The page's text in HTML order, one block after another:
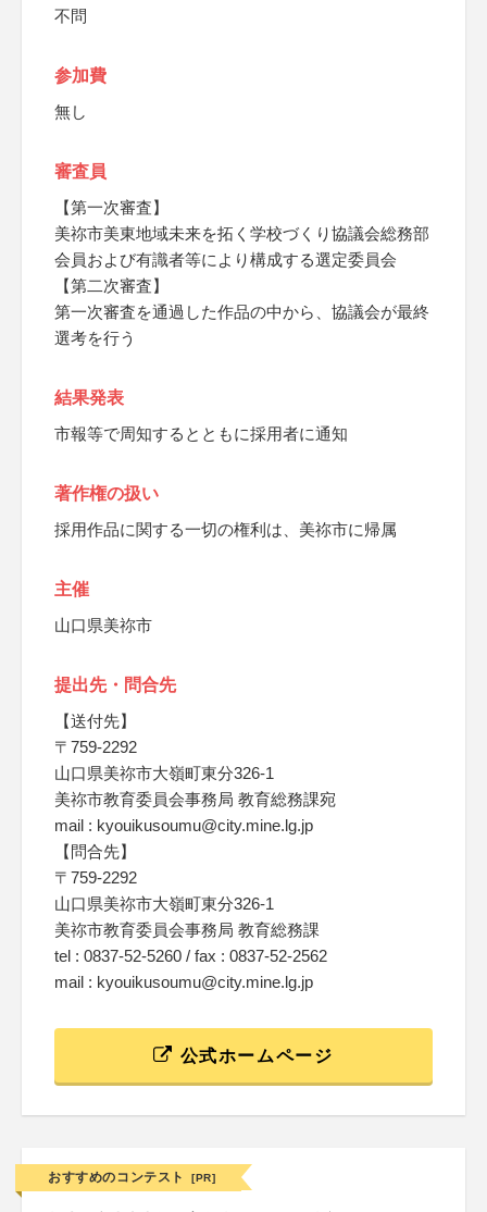
不問
参加費
無し
審査員
【第一次審査】
美祢市美東地域未来を拓く学校づくり協議会総務部
会員および有識者等により構成する選定委員会
【第二次審査】
第一次審査を通過した作品の中から、協議会が最終
選考を行う
結果発表
市報等で周知するとともに採用者に通知
著作権の扱い
採用作品に関する一切の権利は、美祢市に帰属
主催
山口県美祢市
提出先・問合先
【送付先】
〒759-2292
山口県美祢市大嶺町東分326-1
美祢市教育委員会事務局 教育総務課宛
mail : kyouikusoumu@city.mine.lg.jp
【問合先】
〒759-2292
山口県美祢市大嶺町東分326-1
美祢市教育委員会事務局 教育総務課
tel : 0837-52-5260 / fax : 0837-52-2562
mail : kyouikusoumu@city.mine.lg.jp
公式ホームページ
おすすめのコンテスト [PR]